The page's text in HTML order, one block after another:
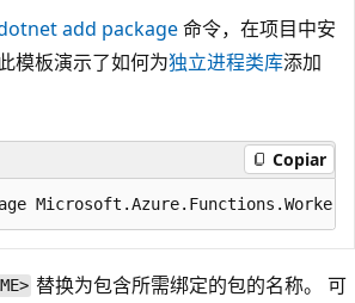
add package命令，在项目中安
模板演示了如何为独立进程类库添加
Copiar
替换为包含所需绑定的包的名称。 可